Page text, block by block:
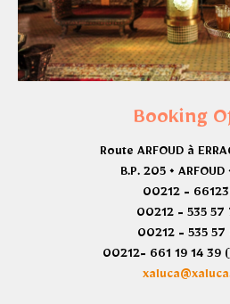
Booking
Route ARFOUD à
B.P. 205 • ARFOUD
00212 -
00212 - 535 57
00212 - 535 57
00212- 661 19 14 39